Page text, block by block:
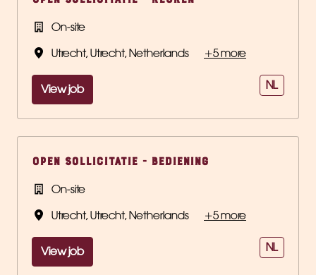
On-site
Utrecht,Utrecht,Netherlands +5 more
View job NL
Open Sollicitatie - Bediening
On-site
Utrecht,Utrecht,Netherlands +5 more
View job NL